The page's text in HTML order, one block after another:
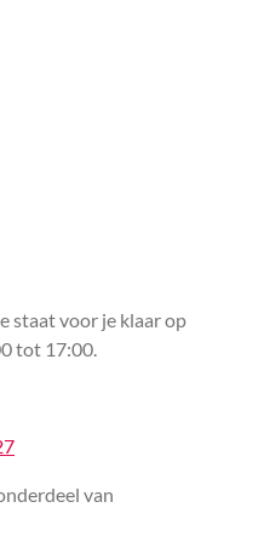
staat voor je klaar op
tot 17:00.
van